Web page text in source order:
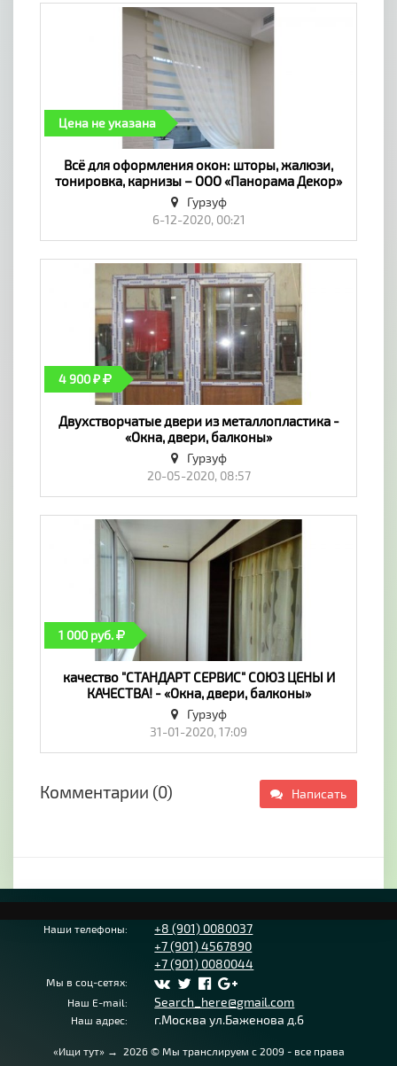
Цена не указана
​Всё для оформления окон: шторы, жалюзи,
тонировка, карнизы – ООО «Панорама Декор»
в Гурзуфе - «Окна, двери, балконы»
Гурзуф
6-12-2020, 00:21
4 900 ₽
Двухстворчатые двери из металлопластика -
«Окна, двери, балконы»
Гурзуф
20-05-2020, 08:57
1 000 руб.
качество "СТАНДАРТ СЕРВИС" СОЮЗ ЦЕНЫ И
КАЧЕСТВА! - «Окна, двери, балконы»
Гурзуф
31-01-2020, 17:09
Комментарии (0) Написать
Наши телефоны:
+8 (901) 0080037
+7 (901) 4567890
+7 (901) 0080044
Мы в соц-сетях:
Наш E-mail:
Search_here@gmail.com
Наш адрес: г.Москва ул.Баженова д.6
«Ищи тут» → 2026© Мы транслируем с 2009 - все права